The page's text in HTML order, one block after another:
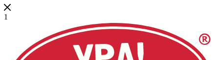
1